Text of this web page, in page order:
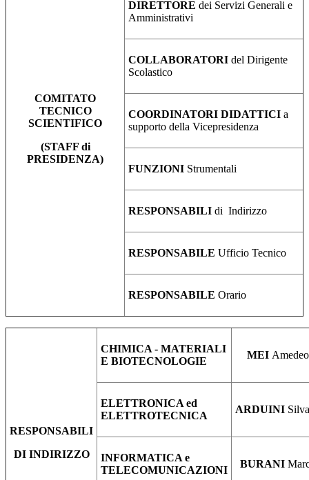
COMITATO
TECNICO
SCIENTIFICO
(STAFF di
PRESIDENZA)
DIRETTORE dei Servizi Generali e
Amministrativi
COLLABORATORI del Dirigente
Scolastico
COORDINATORI DIDATTICI a
supporto della Vicepresidenza
FUNZIONI Strumentali
RESPONSABILI di Indirizzo
RESPONSABILE Ufficio Tecnico
RESPONSABILE Orario
RESPONSABILI
DI INDIRIZZO
CHIMICA - MATERIALI
E BIOTECNOLOGIE
MEI Amedeo
ELETTRONICA ed
ELETTROTECNICA
ARDUINI
INFORMATICA e
TELECOMUNICAZIONI
BURANI